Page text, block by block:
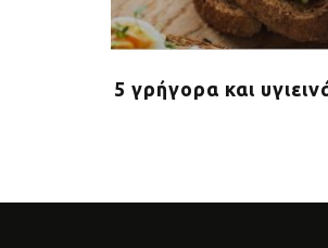
5 γρήγορα και